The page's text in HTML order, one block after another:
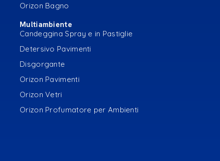
Orizon Bagno
Multiambiente
Candeggina Spray e in Pastiglie
Detersivo Pavimenti
Disgorgante
Orizon Pavimenti
Orizon Vetri
Orizon Profumatore per Ambienti